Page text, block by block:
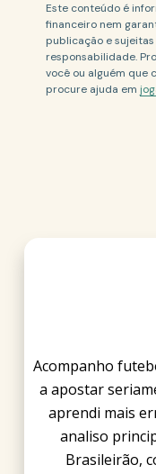
Este conteúdo é
financeiro nem
publicação e
responsabilidade.
você ou alguém que
procure ajuda em
Acompanho
a apostar
aprendi mais
analiso
Brasileirão,